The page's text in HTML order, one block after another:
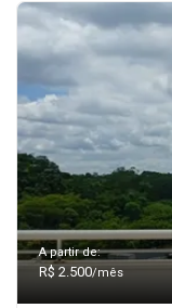
A partir de:
R$ 2.500/mês